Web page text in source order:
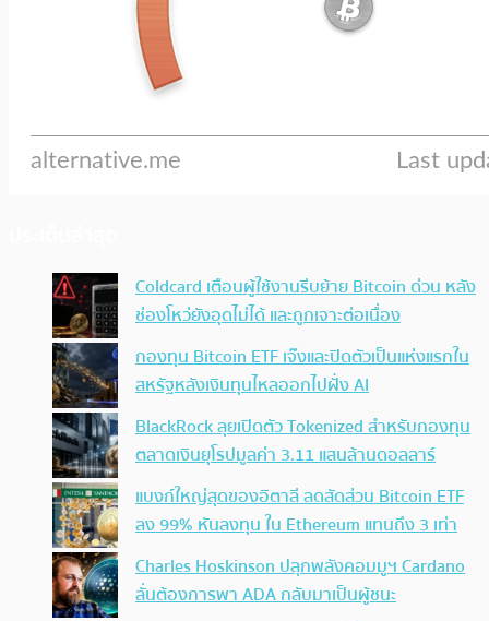
Coldcard เตือนผู้ใช้งานรีบย้าย Bitcoin ด่วน หลัง
ช่องโหว่ยังอุดไม่ได้ และถูกเจาะต่อเนื่อง
กองทุน Bitcoin ETF เจ๊งและปิดตัวเป็นแห่งแรกใน
สหรัฐหลังเงินทุนไหลออกไปฝั่ง AI
BlackRock ลุยเปิดตัว Tokenized สำหรับกองทุน
ตลาดเงินยุโรปมูลค่า 3.11 แสนล้านดอลลาร์
แบงก์ใหญ่สุดของอิตาลี ลดสัดส่วน Bitcoin ETF
ลง 99% หันลงทุน ใน Ethereum แทนถึง 3 เท่า
Charles Hoskinson ปลุกพลังคอมมูฯ Cardano
ลั่นต้องการพา ADA กลับมาเป็นผู้ชนะ